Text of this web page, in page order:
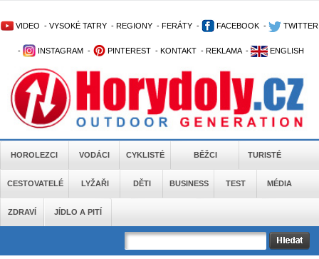
VIDEO - VYSOKÉ TATRY - REGIONY - FERÁTY - FACEBOOK - TWITTER
- INSTAGRAM - PINTEREST - KONTAKT - REKLAMA - ENGLISH
HOROLEZCI VODÁCI CYKLISTÉ BĚŽCI TURISTÉ
CESTOVATELÉ LYŽAŘI DĚTI BUSINESS TEST MÉDIA
ZDRAVÍ JÍDLO A PITÍ